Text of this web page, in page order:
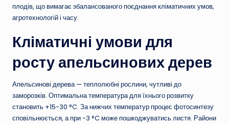
плодів, що вимагає збалансованого поєднання кліматичних умов,
агротехнологій і часу.
Кліматичні умови для
росту апельсинових дерев
Апельсинові дерева — теплолюбні рослини, чутливі до
заморозків. Оптимальна температура для їхнього розвитку
становить +15-30 °C. За нижчих температур процес фотосинтезу
сповільнюється, а при -3 °C може пошкоджуватись листя. Райони